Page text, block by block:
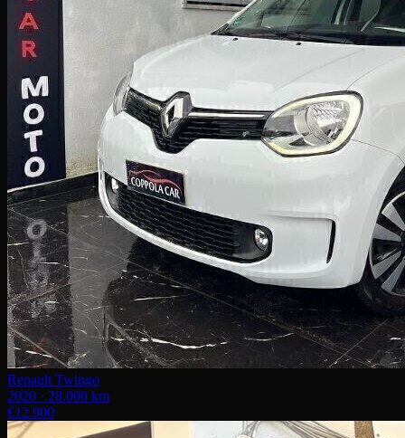
Renault Twingo
2020 · 28.000 km
€12.900